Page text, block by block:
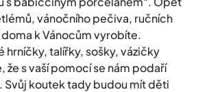
vánočního pečiva, ručních
k Vánocům vyrobíte.
hrníčky, talířky, sošky, vázičky
že s vaší pomocí se nám podaří
Svůj koutek tady budou mít děti